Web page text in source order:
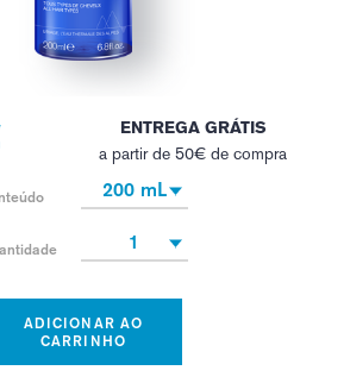
ENTREGA GRÁTIS
a partir de 50€ de compra
200 mL
1
ADICIONAR AO
CARRINHO